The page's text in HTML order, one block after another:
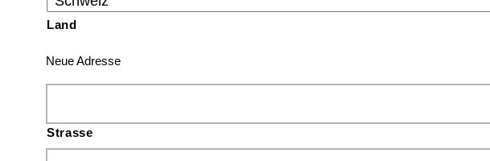
Land
Neue Adresse
Strasse